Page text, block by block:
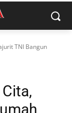
TNI Bangun